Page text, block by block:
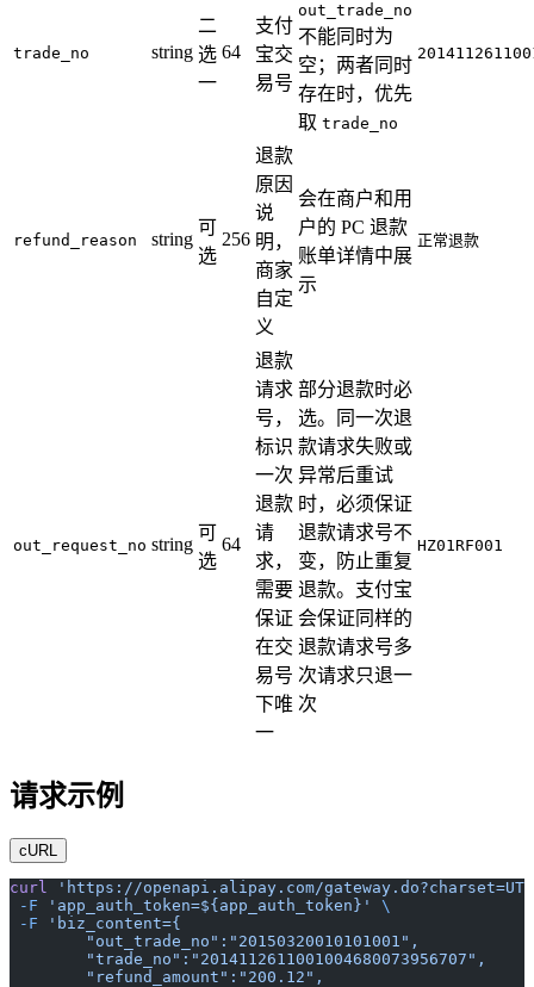
trade_no string
二
选
一
64
支付
宝交
易号
out_trade_no
不能同时为
空；两者同时
存在时，优先
取 trade_no
refund_reason string
可
选
256
退款
原因
说
明，
商家
自定
义
会在商户和用
户的 PC 退款
账单详情中展
示
正常退款
out_request_no string
可
选
64
退款
请求
号，
标识
一次
退款
请
求，
需要
保证
在交
易号
下唯
一
部分退款时必
选。同一次退
款请求失败或
异常后重试
时，必须保证
退款请求号不
变，防止重复
退款。支付宝
会保证同样的
退款请求号多
次请求只退一
次
HZ01RF001
请求示例
cURL
curl
'https://openapi.alipay.com/
-F 'app_auth_token=${app_auth_token}'
\
-F 'biz_content={
	"out_trade_no":"20150320010101001",
	"trade_no":"2014112611001004680073956707",
	"refund_amount":"200.12",